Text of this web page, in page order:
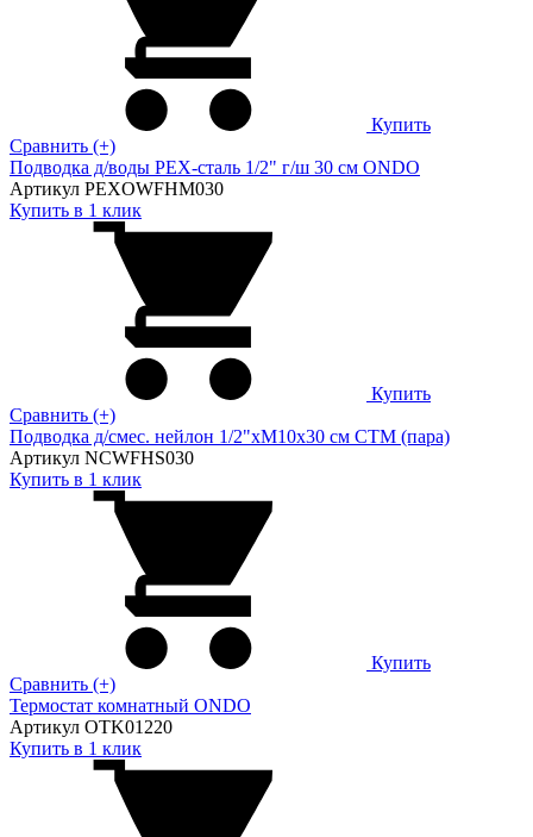
Купить
Сравнить (+)
Подводка д/воды PEX-сталь 1/2" г/ш 30 cм ONDO
Артикул PEXOWFHM030
Купить в 1 клик
Купить
Сравнить (+)
Подводка д/смес. нейлон 1/2"xM10x30 см CTM (пара)
Артикул NCWFHS030
Купить в 1 клик
Купить
Сравнить (+)
Термостат комнатный ONDO
Артикул OTK01220
Купить в 1 клик